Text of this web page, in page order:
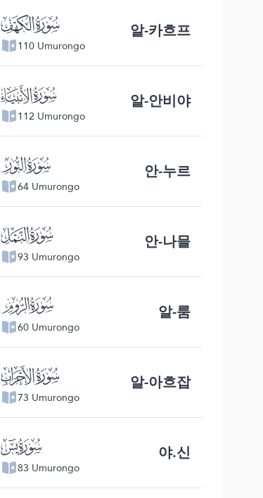
ﮞ
110 Umurongo
알-카흐프
ﮡ
112 Umurongo
알-안비야
ﮤ
64 Umurongo
안-누르
ﮧ
93 Umurongo
안-나믈
ﮪ
60 Umurongo
알-룸
ﮭ
73 Umurongo
알-아흐잡
ﮰ
83 Umurongo
야.신